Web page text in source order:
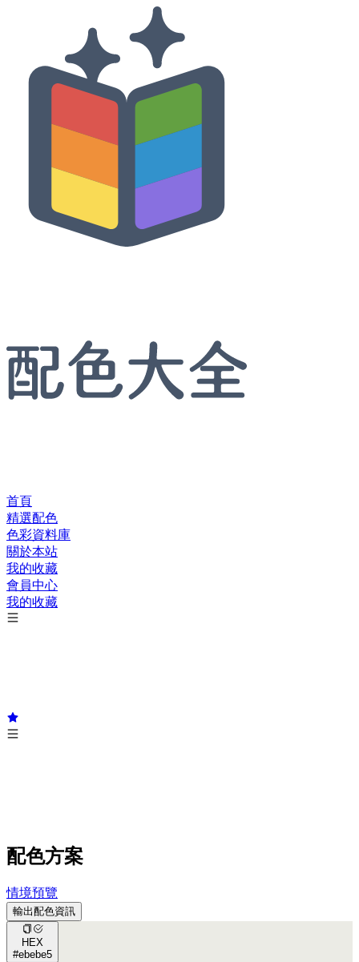
首頁
精選配色
色彩資料庫
關於本站
我的收藏
會員中心
我的收藏
配色方案
情境預覽
輸出配色資訊
HEX
#ebebe5